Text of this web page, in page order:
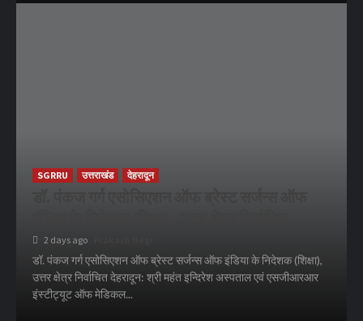
SGRRU उत्तराखंड देहरादून
2 days ago
डॉ. पंकज गर्ग एसोसिएशन ऑफ ब्रेस्ट सर्जन्स ऑफ इंडिया के निदेशक (शिक्षा),
उत्तर क्षेत्र निर्वाचित देहरादून: श्री महंत इन्दिरेश अस्पताल एवं एसजीआरआर
इंस्टीट्यूट ऑफ मेडिकल...